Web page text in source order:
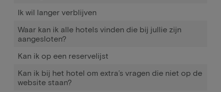
Ik wil langer verblijven
Waar kan ik alle hotels vinden die bij jullie zijn
aangesloten?
Kan ik op een reservelijst
Kan ik bij het hotel om extra’s vragen die niet op de
website staan?